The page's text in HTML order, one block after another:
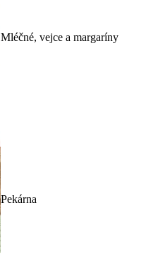
Mléčné, vejce a margaríny
Pekárna